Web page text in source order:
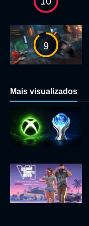
9
Mais visualizados